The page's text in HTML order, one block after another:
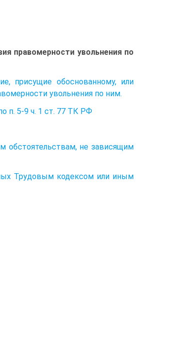
правомерности увольнения по
присущие обоснованному, или
увольнения по ним.
п. 5-9 ч. 1 ст. 77 ТК РФ
обстоятельствам, не зависящим
Трудовым кодексом или иным